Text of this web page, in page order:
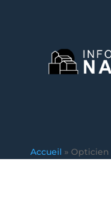
Accueil » Opticien